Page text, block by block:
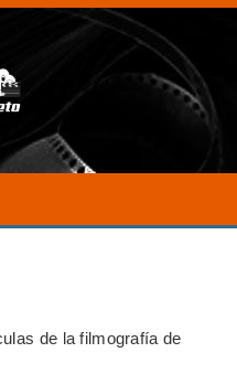
de la filmografía de